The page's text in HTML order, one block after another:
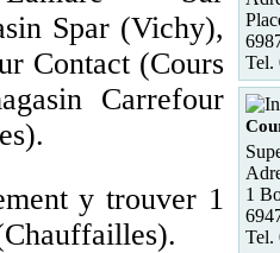
Spar (Vichy),
Contact (Cours
Carrefour
y trouver 1
Tel.
1
Tel.